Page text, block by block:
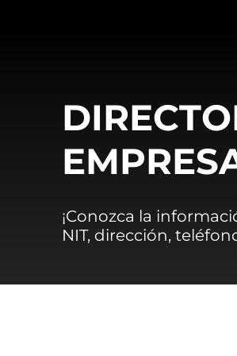
¡Conozca la
NIT, dirección,